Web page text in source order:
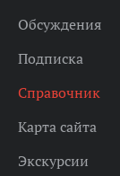
Обсуждения
Подписка
Справочник
Карта сайта
Экскурсии